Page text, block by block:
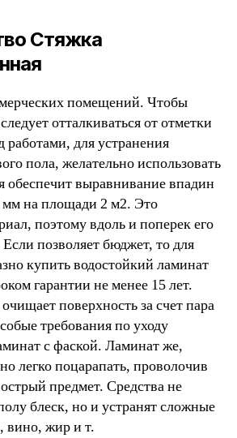
Стяжка
помещений. Чтобы
отталкиваться от отметки
работами, для устранения
пола, желательно использовать
обеспечит выравнивание впадин
мм на площади 2 м2. Это
поэтому вдоль и поперек его
позволяет бюджет, то для
купить водостойкий ламинат
гарантии не менее 15 лет.
поверхность за счет пара
требования по уходу
с фаской. Ламинат же,
легко поцарапать, проволочив
предмет. Средства не
блеск, но и устранят сложные
вино, жир и т.